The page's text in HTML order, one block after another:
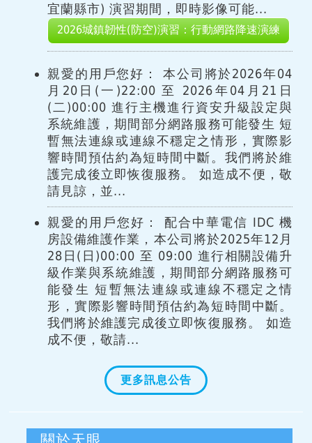
宜蘭縣市) 演習期間，即時影像可能...
2026城鎮韌性(防空)演習：行動網路降速演練
親愛的用戶您好： 本公司將於2026年04
月20日(一)22:00 至 2026年04月21日
(二)00:00 進行主機進行資安升級設定與
系統維護，期間部分網路服務可能發生 短
暫無法連線或連線不穩定之情形，實際影
響時間預估約為短時間中斷。我們將於維
護完成後立即恢復服務。 如造成不便，敬
請見諒，並...
親愛的用戶您好： 配合中華電信 IDC 機
房設備維護作業，本公司將於2025年12月
28日(日)00:00 至 09:00 進行相關設備升
級作業與系統維護，期間部分網路服務可
能發生 短暫無法連線或連線不穩定之情
形，實際影響時間預估約為短時間中斷。
我們將於維護完成後立即恢復服務。 如造
成不便，敬請...
更多訊息公告